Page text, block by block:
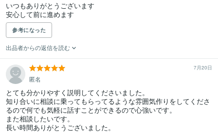
いつもありがとうございます
安心して前に進めます
参考になった
出品者からの返信を読む
7月20日
匿名
とても分かりやすく説明してくださいました。
知り合いに相談に乗ってもらってるような雰囲気作りをしてくださ
るので何でも気軽に話すことができるので心強いです。
また相談したいです。
長い時間ありがとうございました。